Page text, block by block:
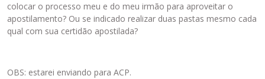
colocar o processo meu e do meu irmão para aproveitar o
apostilamento? Ou se indicado realizar duas pastas mesmo cada
qual com sua certidão apostilada?
OBS: estarei enviando para ACP.